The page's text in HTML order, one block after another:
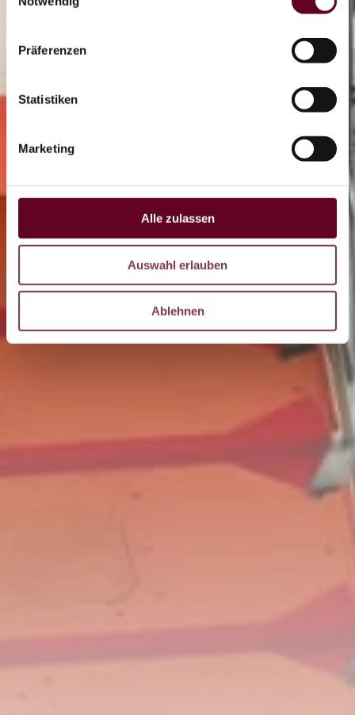
Präferenzen
Statistiken
Marketing
Alle zulassen
Auswahl erlauben
Ablehnen
Coaster
DE